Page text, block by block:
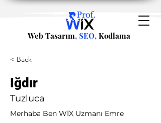
Web Tasarım, SEO, Kodlama
< Back
Iğdır
Tuzluca
Merhaba Ben WİX Uzmanı Emre